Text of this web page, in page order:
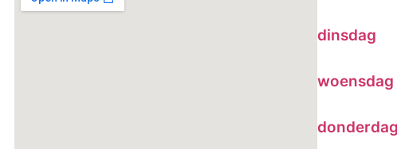
dinsdag
woensdag
donderdag